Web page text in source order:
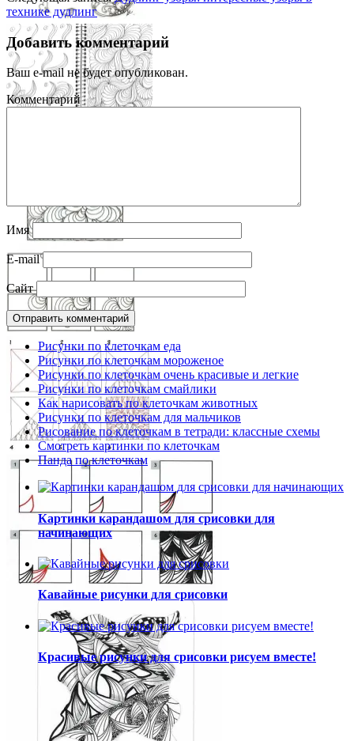
технике дудлинг
Добавить комментарий
Ваш e-mail не будет опубликован.
Комментарий
Имя
E-mail
Сайт
Рисунки по клеточкам еда
Рисунки по клеточкам мороженое
Рисунки по клеточкам очень красивые и легкие
Рисунки по клеточкам смайлики
Как нарисовать по клеточкам животных
Рисунки по клеточкам для мальчиков
Рисование по клеточкам в тетради: классные схемы
Смотреть картинки по клеточкам
Панда по клеточкам
Картинки карандашом для срисовки для
начинающих
Кавайные рисунки для срисовки
Красивые рисунки для срисовки рисуем вместе!